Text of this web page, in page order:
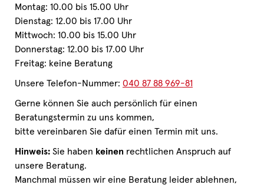
Montag: 10.00 bis 15.00 Uhr
Dienstag: 12.00 bis 17.00 Uhr
Mittwoch: 10.00 bis 15.00 Uhr
Donnerstag: 12.00 bis 17.00 Uhr
Freitag: keine Beratung
Unsere Telefon-Nummer: 040 87 88 969-81
Gerne können Sie auch persönlich für einen
Beratungstermin zu uns kommen,
bitte vereinbaren Sie dafür einen Termin mit uns.
Hinweis: Sie haben keinen rechtlichen Anspruch auf
unsere Beratung.
Manchmal müssen wir eine Beratung leider ablehnen,